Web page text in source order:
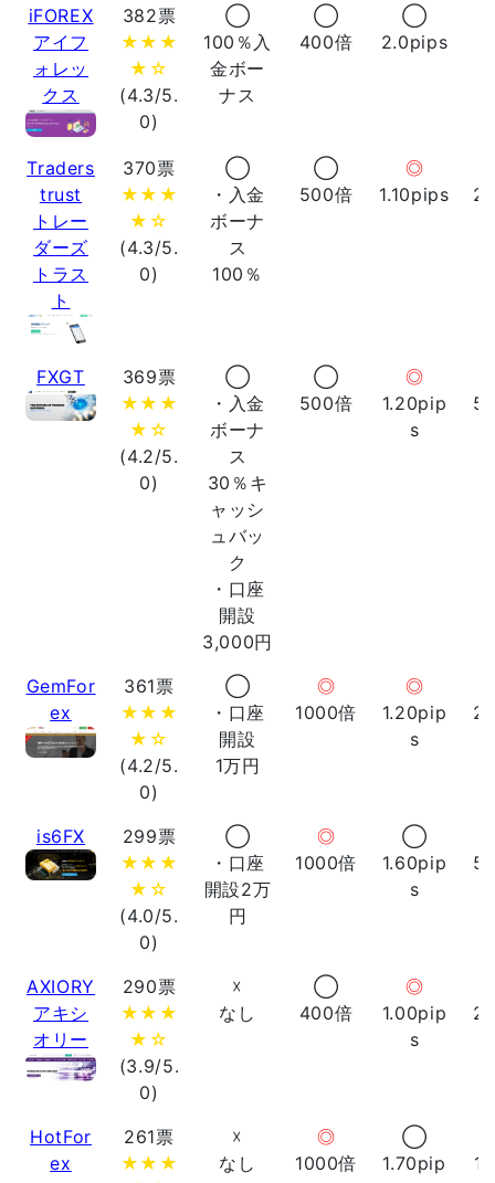
iFOREX
アイフ
ォレッ
クス
382票
★★★
★☆
(4.3/5.
0)
◯
100％入
金ボー
ナス
◯
400倍
◯
2.0pips
Traders
trust
トレー
ダーズ
トラス
ト
370票
★★★
★☆
(4.3/5.
0)
◯
・入金
ボーナ
ス
100％
◯
500倍
◎
1.10pips
FXGT
369票
★★★
★☆
(4.2/5.
0)
◯
・入金
ボーナ
ス
30％キ
ャッシ
ュバッ
ク
・口座
開設
3,000円
◯
500倍
◎
1.20pip
s
GemFor
ex
361票
★★★
★☆
(4.2/5.
0)
◯
・口座
開設
1万円
◎
1000倍
◎
1.20pip
s
is6FX
299票
★★★
★☆
(4.0/5.
0)
◯
・口座
開設2万
円
◎
1000倍
◯
1.60pip
s
AXIORY
アキシ
オリー
290票
★★★
★☆
(3.9/5.
0)
☓
なし
◯
400倍
◎
1.00pip
s
HotFor
ex
261票
★★★
☓
なし
◎
1000倍
◯
1.70pip